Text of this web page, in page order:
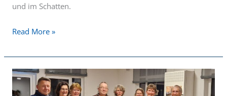
und im Schatten.
Read More »
Mitgliederversammlung
Reha-